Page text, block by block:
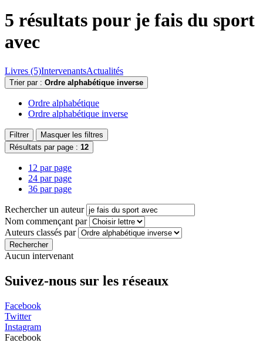
5 résultats pour je fais du sport
avec
Livres (5)IntervenantsActualités
Trier par : Ordre alphabétique inverse
Ordre alphabétique
Ordre alphabétique inverse
Filtrer
Masquer les filtres
Résultats par page : 12
12 par page
24 par page
36 par page
Rechercher un auteur
Nom commençant par
Auteurs classés par
Rechercher
Aucun intervenant
Suivez-nous sur les réseaux
Facebook
Twitter
Instagram
Facebook